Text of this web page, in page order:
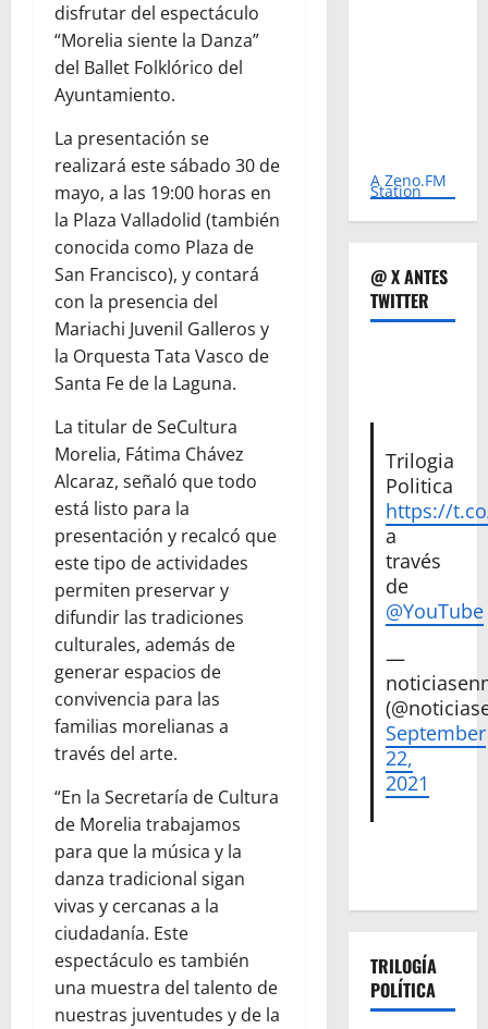
disfrutar del espectáculo
“Morelia siente la Danza”
del Ballet Folklórico del
Ayuntamiento.
La presentación se
realizará este sábado 30 de
mayo, a las 19:00 horas en
la Plaza Valladolid (también
conocida como Plaza de
San Francisco), y contará
con la presencia del
Mariachi Juvenil Galleros y
la Orquesta Tata Vasco de
Santa Fe de la Laguna.
La titular de SeCultura
Morelia, Fátima Chávez
Alcaraz, señaló que todo
está listo para la
presentación y recalcó que
este tipo de actividades
permiten preservar y
difundir las tradiciones
culturales, además de
generar espacios de
convivencia para las
familias morelianas a
través del arte.
“En la Secretaría de Cultura
de Morelia trabajamos
para que la música y la
danza tradicional sigan
vivas y cercanas a la
ciudadanía. Este
espectáculo es también
una muestra del talento de
nuestras juventudes y de la
A Zeno.FM
Station
@ X ANTES
TWITTER
Trilogia
Politica
https://
a
través
de
@YouTube
—
September
22,
2021
TRILOGÍA
POLÍTICA